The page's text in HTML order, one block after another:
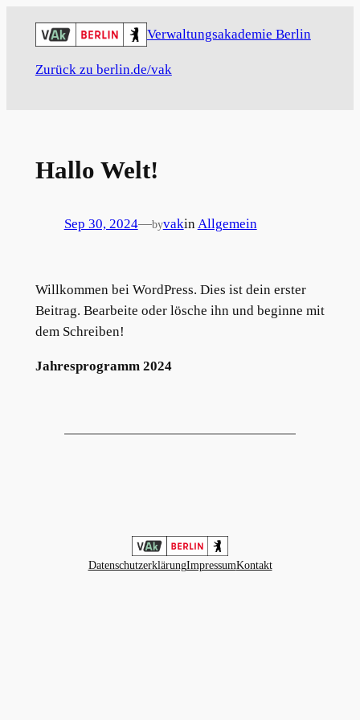
Verwaltungsakademie Berlin
Zurück zu berlin.de/vak
Hallo Welt!
Sep 30, 2024—byvakinAllgemein
Willkommen bei WordPress. Dies ist dein erster
Beitrag. Bearbeite oder lösche ihn und beginne mit
dem Schreiben!
Jahresprogramm 2024
DatenschutzerklärungImpressumKontakt